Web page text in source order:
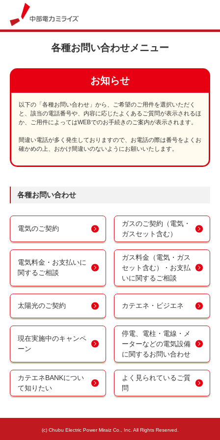
各種お問い合わせメニュー
お知らせ
以下の「各種お問い合わせ」から、ご希望のご用件を選択いただく
と、該当の電話番号や、内容に応じたよくあるご質問が表示されるほ
か、ご用件によってはWEBでのお手続きのご案内が表示されます。
間違い電話が多く発生しておりますので、お電話の際は番号をよくお
確かめの上、おかけ間違いのないようにお願いいたします。
各種お問い合わせ
電気のご契約
ガスのご契約（電気・
ガスセット含む）
電気料金・お支払いに
関するご相談
ガス料金（電気・ガス
セット含む）・お支払
いに関するご相談
太陽光のご契約 カテエネ・ビジエネ
現在実施中のキャンペ
ーン
停電、電柱・電線・メ
ーターなどの電気設備
に関するお問い合わせ
カテエネBANKについ
て知りたい
よく見られているご質
問
(c) Chubu Electric Power Miraiz Co., Inc. All Rights Reserved.